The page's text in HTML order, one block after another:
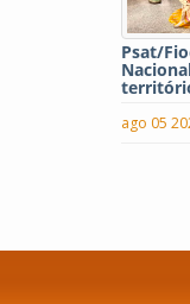
Psat/
ago 05